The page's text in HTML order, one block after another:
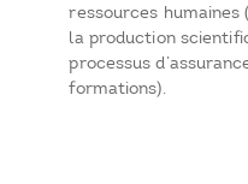
ressources
la production
processus
formations).